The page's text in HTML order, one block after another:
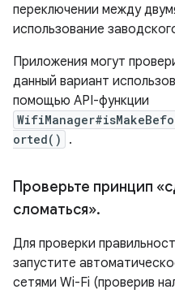
переключении между
использование
Приложения могут
данный вариант
помощью API-функции
orted()
.
Проверьте принцип
сломаться».
Для проверки
запустите
сетями Wi-Fi (проверив